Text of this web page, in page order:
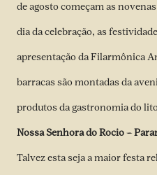
de agosto começam as
dia da celebração, as
apresentação da Filarmônica
barracas são montadas da
produtos da gastronomia do
Nossa Senhora do Rocio –
Talvez esta seja a maior festa